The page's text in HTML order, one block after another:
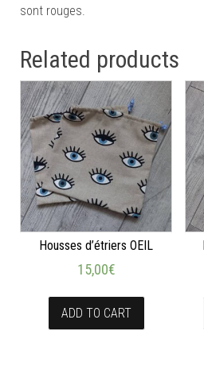
sont rouges.
Related products
Housses d’étriers OEIL
15,00€
ADD TO CART